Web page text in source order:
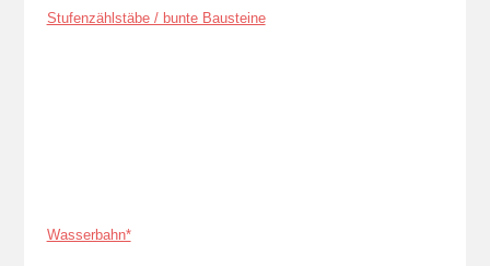
Stufenzählstäbe / bunte Bausteine
Wasserbahn*